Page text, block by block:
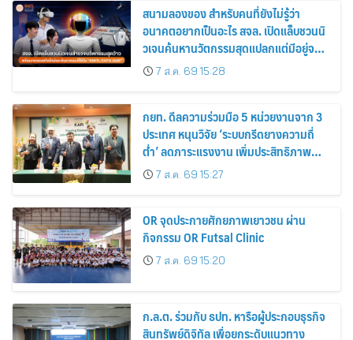
สนามลองของ สำหรับคนที่ยังไม่รู้ว่า
อนาคตอยากเป็นอะไร สจล. เปิดแล็บชวนนิ
วเจนค้นหานวัตกรรมสุดแปลกแต่มีอยู่จริง
พร้อมทดลองสกิลใหม่และค้นหาคณะที่ใช่
ใน “KMITL EXPO 2026”
7 ส.ค. 69 15:28
กยท. ดีลความร่วมมือ 5 หน่วยงานจาก 3
ประเทศ หนุนวิจัย ‘ระบบกรีดยางความถี่
ต่ำ’ ลดภาระแรงงาน เพิ่มประสิทธิภาพ
การจัดการสวนยาง เสริมคุณภาพผลผลิต
ยาง
7 ส.ค. 69 15:27
OR จุดประกายศักยภาพเยาวชน ผ่าน
กิจกรรม OR Futsal Clinic
7 ส.ค. 69 15:20
ก.ล.ต. ร่วมกับ ธปท. หารือผู้ประกอบธุรกิจ
สินทรัพย์ดิจิทัล เพื่อยกระดับแนวทาง